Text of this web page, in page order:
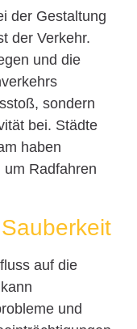
der Gestaltung
der Verkehr.
und die
sondern
bei. Städte
haben
Radfahren
auf die
und